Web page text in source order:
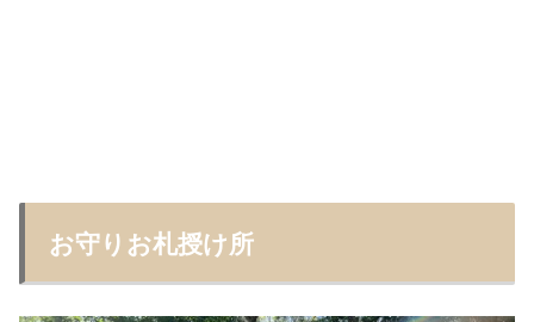
お守りお札授け所